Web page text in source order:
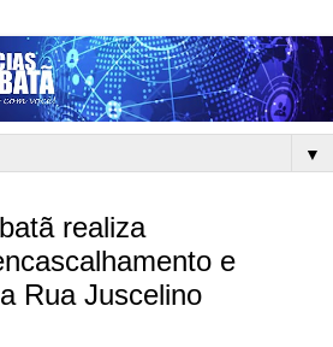
▼
realiza
e
Rua Juscelino